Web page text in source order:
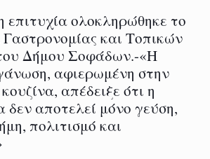
επιτυχία ολοκληρώθηκε το
και Τοπικών
Δήμου Σοφάδων.-«Η
αφιερωμένη στην
απέδειξε ότι η
δεν αποτελεί μόνο γεύση,
πολιτισμό και